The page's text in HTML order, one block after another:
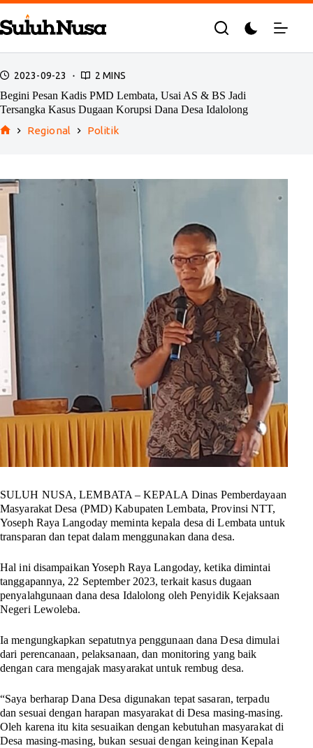
Skip
to
content
2023-09-23 2 MINS
Begini Pesan Kadis PMD Lembata, Usai AS & BS Jadi
Tersangka Kasus Dugaan Korupsi Dana Desa Idalolong
Regional Politik
SULUH NUSA, LEMBATA – KEPALA Dinas Pemberdayaan
Masyarakat Desa (PMD) Kabupaten Lembata, Provinsi NTT,
Yoseph Raya Langoday meminta kepala desa di Lembata untuk
transparan dan tepat dalam menggunakan dana desa.
Hal ini disampaikan Yoseph Raya Langoday, ketika dimintai
tanggapannya, 22 September 2023, terkait kasus dugaan
penyalahgunaan dana desa Idalolong oleh Penyidik Kejaksaan
Negeri Lewoleba.
Ia mengungkapkan sepatutnya penggunaan dana Desa dimulai
dari perencanaan, pelaksanaan, dan monitoring yang baik
dengan cara mengajak masyarakat untuk rembug desa.
“Saya berharap Dana Desa digunakan tepat sasaran, terpadu
dan sesuai dengan harapan masyarakat di Desa masing-masing.
Oleh karena itu kita sesuaikan dengan kebutuhan masyarakat di
Desa masing-masing, bukan sesuai dengan keinginan Kepala